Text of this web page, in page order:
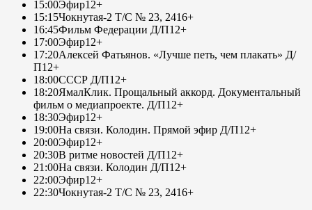
15:00Эфир12+
15:15Чокнутая-2 Т/С № 23, 2416+
16:45Фильм Федерации Д/П12+
17:00Эфир12+
17:20Алексей Фатьянов. «Лучше петь, чем плакать» Д/
П12+
18:00СССР Д/П12+
18:20ЯмалКлик. Прощальный аккорд. Документальный
фильм о медиапроекте. Д/П12+
18:30Эфир12+
19:00На связи. Колодин. Прямой эфир Д/П12+
20:00Эфир12+
20:30В ритме новостей Д/П12+
21:00На связи. Колодин Д/П12+
22:00Эфир12+
22:30Чокнутая-2 Т/С № 23, 2416+